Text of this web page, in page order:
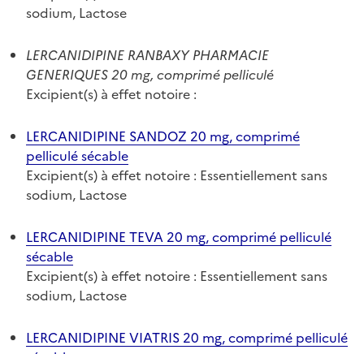
sodium, Lactose
LERCANIDIPINE RANBAXY PHARMACIE
GENERIQUES 20 mg, comprimé pelliculé
Excipient(s) à effet notoire :
LERCANIDIPINE SANDOZ 20 mg, comprimé
pelliculé sécable
Excipient(s) à effet notoire : Essentiellement sans
sodium, Lactose
LERCANIDIPINE TEVA 20 mg, comprimé pelliculé
sécable
Excipient(s) à effet notoire : Essentiellement sans
sodium, Lactose
LERCANIDIPINE VIATRIS 20 mg, comprimé pelliculé